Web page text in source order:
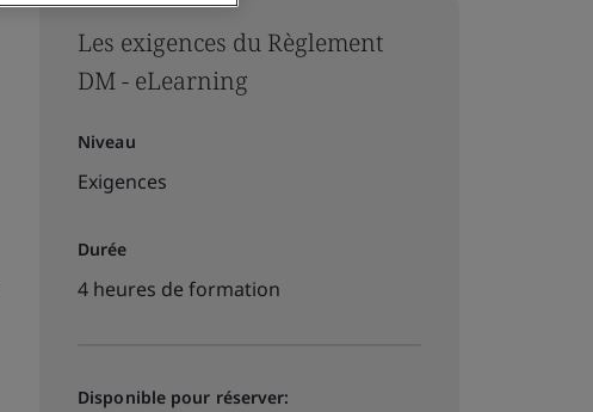
Les exigences du Règlement
DM - eLearning
Niveau
Exigences
Durée
4 heures de formation
Disponible pour réserver: